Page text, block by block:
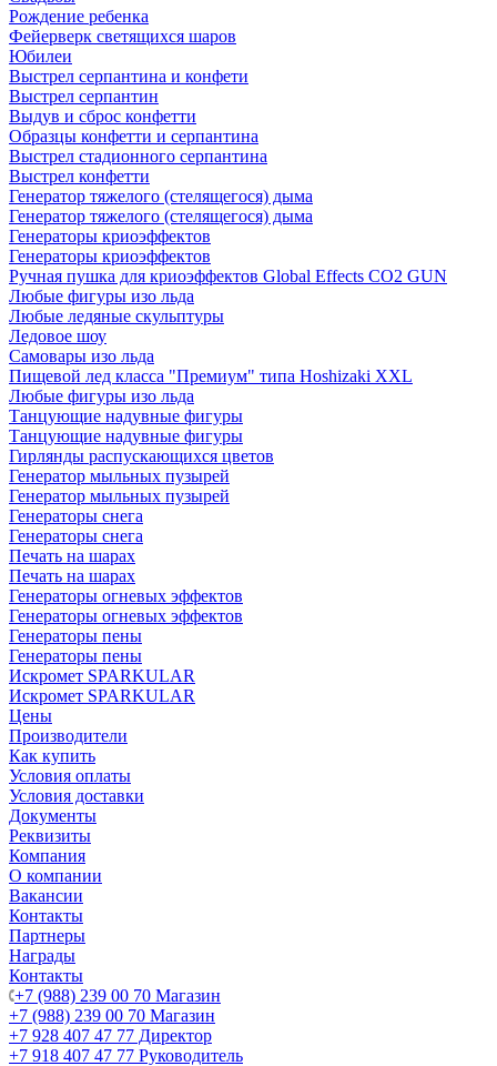
Рождение ребенка
Фейерверк светящихся шаров
Юбилеи
Выстрел серпантина и конфети
Выстрел серпантин
Выдув и сброс конфетти
Образцы конфетти и серпантина
Выстрел стадионного серпантина
Выстрел конфетти
Генератор тяжелого (стелящегося) дыма
Генератор тяжелого (стелящегося) дыма
Генераторы криоэффектов
Генераторы криоэффектов
Ручная пушка для криоэффектов Global Effects CO2 GUN
Любые фигуры изо льда
Любые ледяные скульптуры
Ледовое шоу
Самовары изо льда
Пищевой лед класса "Премиум" типа Hoshizaki XXL
Любые фигуры изо льда
Танцующие надувные фигуры
Танцующие надувные фигуры
Гирлянды распускающихся цветов
Генератор мыльных пузырей
Генератор мыльных пузырей
Генераторы снега
Генераторы снега
Печать на шарах
Печать на шарах
Генераторы огневых эффектов
Генераторы огневых эффектов
Генераторы пены
Генераторы пены
Искромет SPARKULAR
Искромет SPARKULAR
Цены
Производители
Как купить
Условия оплаты
Условия доставки
Документы
Реквизиты
Компания
О компании
Вакансии
Контакты
Партнеры
Награды
Контакты
+7 (988) 239 00 70 Магазин
+7 (988) 239 00 70 Магазин
+7 928 407 47 77 Директор
+7 918 407 47 77 Руководитель